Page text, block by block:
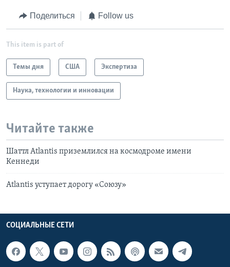
Поделиться Follow us
This item is part of
Темы дня США Экспертиза
Наука, технологии и инновации
Читайте также
Шаттл Atlantis приземлился на космодроме имени
Кеннеди
Atlantis уступает дорогу «Союзу»
СОЦИАЛЬНЫЕ СЕТИ